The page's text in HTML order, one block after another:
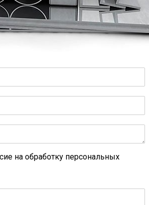
на обработку персональных